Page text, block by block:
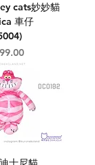
cats妙妙貓
車仔